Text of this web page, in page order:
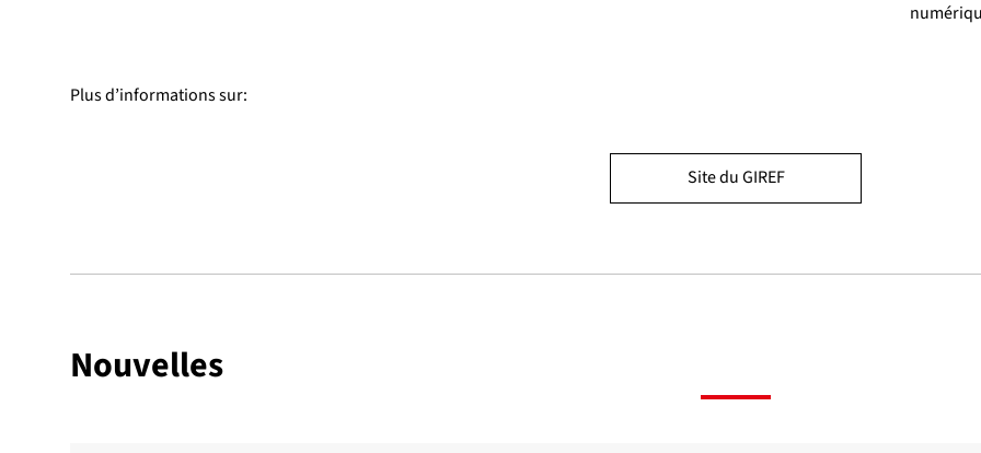
Plus d’informations sur:
Site du GIREF
Nouvelles